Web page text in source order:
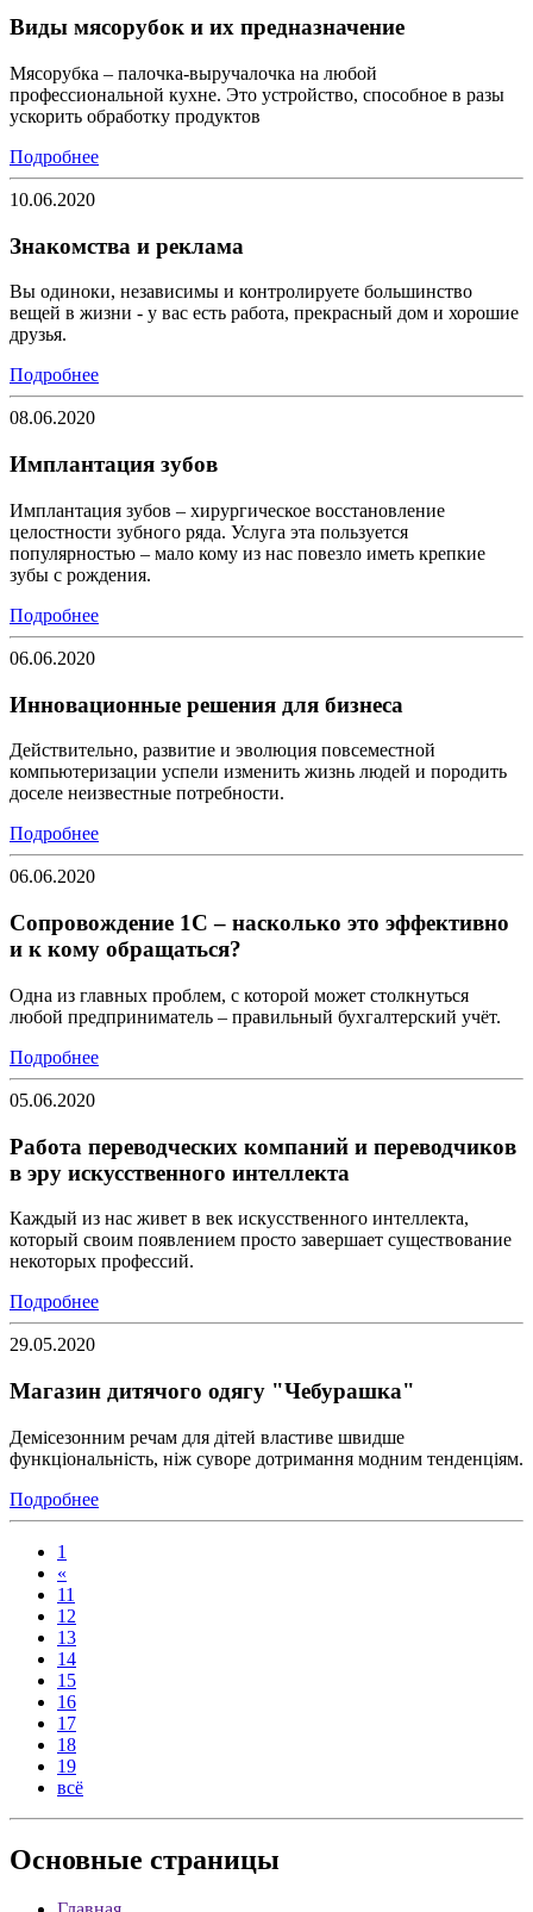
Виды мясорубок и их предназначение
Мясорубка – палочка-выручалочка на любой
профессиональной кухне. Это устройство, способное в разы
ускорить обработку продуктов
Подробнее
10.06.2020
Знакомства и реклама
Вы одиноки, независимы и контролируете большинство
вещей в жизни - у вас есть работа, прекрасный дом и хорошие
друзья.
Подробнее
08.06.2020
Имплантация зубов
Имплантация зубов – хирургическое восстановление
целостности зубного ряда. Услуга эта пользуется
популярностью – мало кому из нас повезло иметь крепкие
зубы с рождения.
Подробнее
06.06.2020
Инновационные решения для бизнеса
Действительно, развитие и эволюция повсеместной
компьютеризации успели изменить жизнь людей и породить
доселе неизвестные потребности.
Подробнее
06.06.2020
Сопровождение 1С – насколько это эффективно
и к кому обращаться?
Одна из главных проблем, с которой может столкнуться
любой предприниматель – правильный бухгалтерский учёт.
Подробнее
05.06.2020
Работа переводческих компаний и переводчиков
в эру искусственного интеллекта
Каждый из нас живет в век искусственного интеллекта,
который своим появлением просто завершает существование
некоторых профессий.
Подробнее
29.05.2020
Магазин дитячого одягу "Чебурашка"
Демісезонним речам для дітей властиве швидше
функціональність, ніж суворе дотримання модним тенденціям.
Подробнее
1
«
11
12
13
14
15
16
17
18
19
всё
Основные страницы